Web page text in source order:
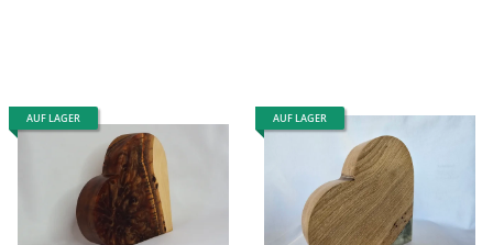
AUF LAGER AUF LAGER